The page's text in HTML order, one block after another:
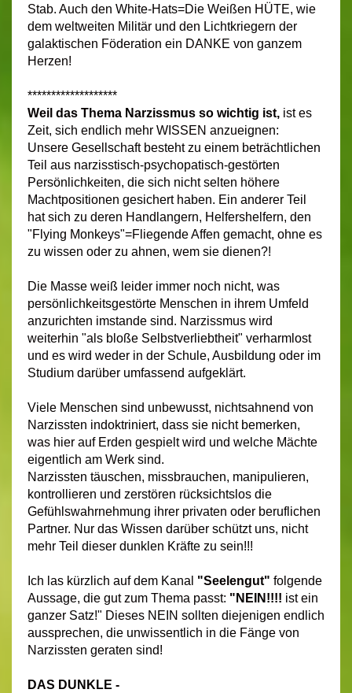
Stab. Auch den White-Hats=Die Weißen HÜTE, wie
dem weltweiten Militär und den Lichtkriegern der
galaktischen Föderation ein DANKE von ganzem
Herzen!
*******************
Weil das Thema Narzissmus so wichtig ist, ist es
Zeit, sich endlich mehr WISSEN anzueignen:
Unsere Gesellschaft besteht zu einem beträchtlichen
Teil aus narzisstisch-psychopatisch-gestörten
Persönlichkeiten, die sich nicht selten höhere
Machtpositionen gesichert haben. Ein anderer Teil
hat sich zu deren Handlangern, Helfershelfern, den
"Flying Monkeys"=Fliegende Affen gemacht, ohne es
zu wissen oder zu ahnen, wem sie dienen?!
Die Masse weiß leider immer noch nicht, was
persönlichkeitsgestörte Menschen in ihrem Umfeld
anzurichten imstande sind. Narzissmus wird
weiterhin "als bloße Selbstverliebtheit" verharmlost
und es wird weder in der Schule, Ausbildung oder im
Studium darüber umfassend aufgeklärt.
Viele Menschen sind unbewusst, nichtsahnend von
Narzissten indoktriniert, dass sie nicht bemerken,
was hier auf Erden gespielt wird und welche Mächte
eigentlich am Werk sind.
Narzissten täuschen, missbrauchen, manipulieren,
kontrollieren und zerstören rücksichtslos die
Gefühlswahrnehmung ihrer privaten oder beruflichen
Partner. Nur das Wissen darüber schützt uns, nicht
mehr Teil dieser dunklen Kräfte zu sein!!!
Ich las kürzlich auf dem Kanal "Seelengut" folgende
Aussage, die gut zum Thema passt: "NEIN!!!! ist ein
ganzer Satz!" Dieses NEIN sollten diejenigen endlich
aussprechen, die unwissentlich in die Fänge von
Narzissten geraten sind!
DAS DUNKLE -